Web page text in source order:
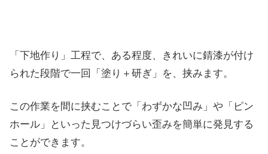
「下地作り」工程で、ある程度、きれいに錆漆が付け
られた段階で一回「塗り＋研ぎ」を、挟みます。
この作業を間に挟むことで「わずかな凹み」や「ピン
ホール」といった見つけづらい歪みを簡単に発見する
ことができます。